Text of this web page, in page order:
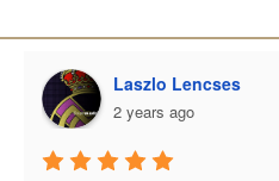
Laszlo Lencses
2 years ago